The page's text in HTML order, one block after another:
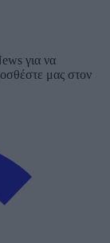
για να
μας στον